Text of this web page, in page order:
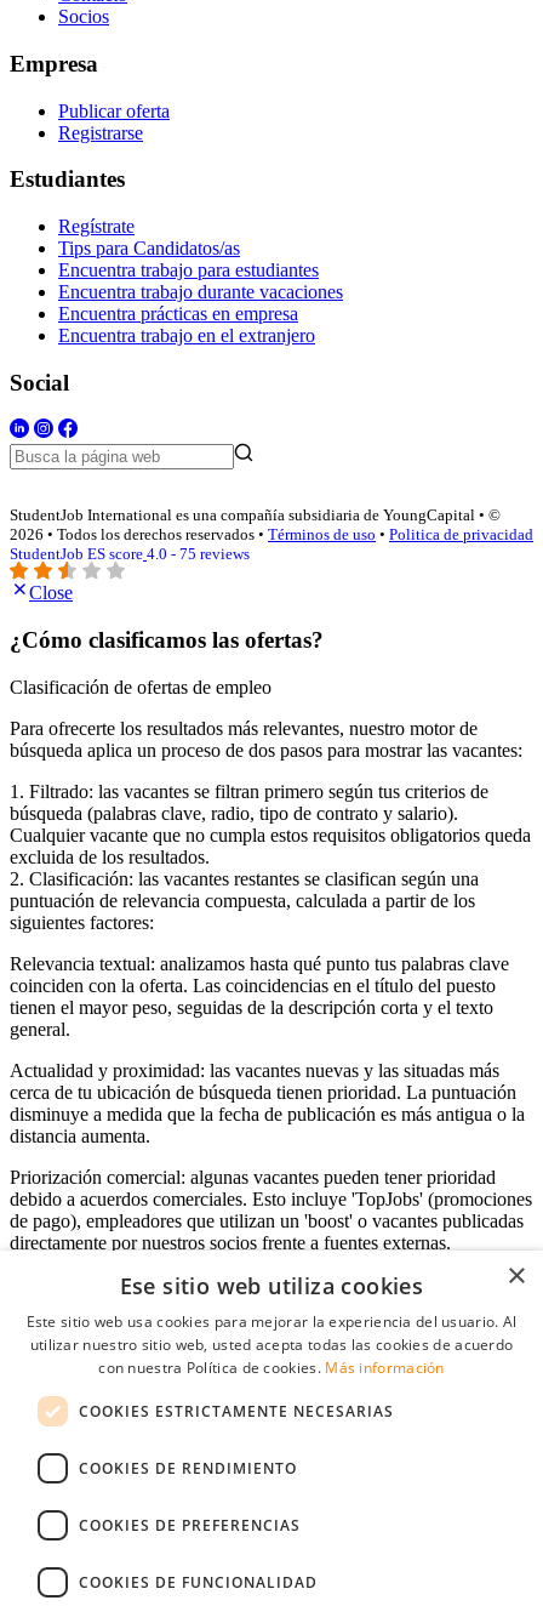
Socios
Empresa
Publicar oferta
Registrarse
Estudiantes
Regístrate
Tips para Candidatos/as
Encuentra trabajo para estudiantes
Encuentra trabajo durante vacaciones
Encuentra prácticas en empresa
Encuentra trabajo en el extranjero
Social
StudentJob International es una compañía subsidiaria de YoungCapital • ©
2026 • Todos los derechos reservados • Términos de uso • Politica de privacidad
StudentJob ES score 4.0 - 75 reviews
Close
¿Cómo clasificamos las ofertas?
Clasificación de ofertas de empleo
Para ofrecerte los resultados más relevantes, nuestro motor de
búsqueda aplica un proceso de dos pasos para mostrar las vacantes:
1. Filtrado: las vacantes se filtran primero según tus criterios de
búsqueda (palabras clave, radio, tipo de contrato y salario).
Cualquier vacante que no cumpla estos requisitos obligatorios queda
excluida de los resultados.
2. Clasificación: las vacantes restantes se clasifican según una
puntuación de relevancia compuesta, calculada a partir de los
siguientes factores:
Relevancia textual: analizamos hasta qué punto tus palabras clave
coinciden con la oferta. Las coincidencias en el título del puesto
tienen el mayor peso, seguidas de la descripción corta y el texto
general.
Actualidad y proximidad: las vacantes nuevas y las situadas más
cerca de tu ubicación de búsqueda tienen prioridad. La puntuación
disminuye a medida que la fecha de publicación es más antigua o la
distancia aumenta.
Priorización comercial: algunas vacantes pueden tener prioridad
debido a acuerdos comerciales. Esto incluye 'TopJobs' (promociones
de pago), empleadores que utilizan un 'boost' o vacantes publicadas
directamente por nuestros socios frente a fuentes externas.
Acceso empresas
Contraseña
Recordarme
Conectarse
Registro gratuito empresas
×
Ese sitio web utiliza cookies
Este sitio web usa cookies para mejorar la experiencia del usuario. Al
utilizar nuestro sitio web, usted acepta todas las cookies de acuerdo
con nuestra Política de cookies. Más información
COOKIES ESTRICTAMENTE NECESARIAS
COOKIES DE RENDIMIENTO
COOKIES DE PREFERENCIAS
COOKIES DE FUNCIONALIDAD